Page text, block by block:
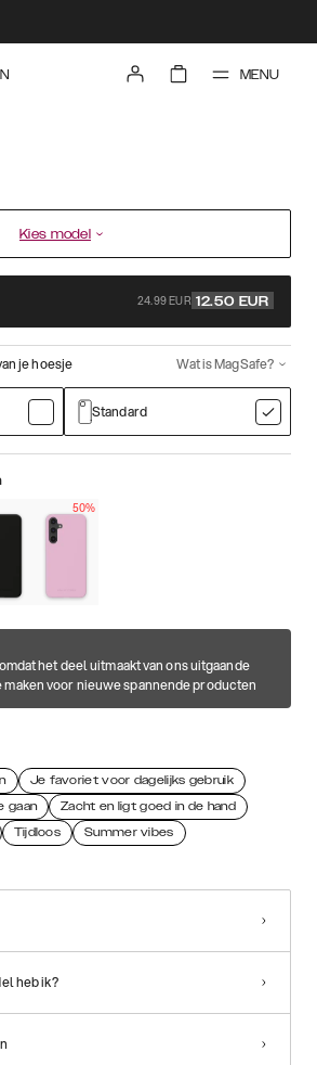
MENU
Kies model
24.99 EUR 12.50 EUR
je hoesje Wat is MagSafe?
Standard
50%
het deel uitmaakt van ons uitgaande
voor nieuwe spannende producten
Je favoriet voor dagelijks gebruik
gaan
Zacht en ligt goed in de hand
Tijdloos
Summer vibes
heb ik?